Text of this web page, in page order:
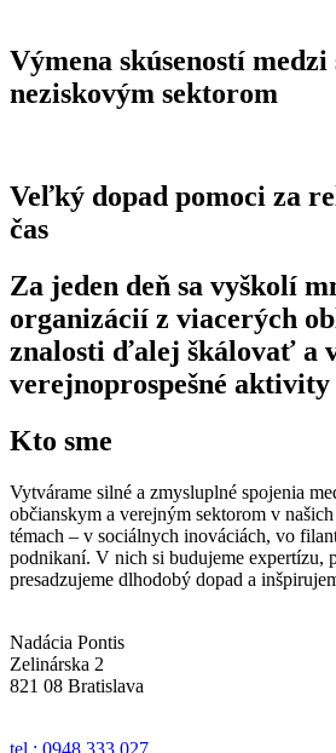
Výmena skúseností
neziskovým sektorom
Veľký dopad pomoci za
čas
Za jeden deň sa vyškolí
organizácií z viacerých
znalosti ďalej škálovať a
verejnoprospešné aktivity
Kto sme
Vytvárame silné a zmysluplné spojenia
občianskym a verejným sektorom v
témach – v sociálnych inováciách, vo
podnikaní. V nich si budujeme expertízu,
presadzujeme dlhodobý dopad a
Nadácia Pontis
Zelinárska 2
821 08 Bratislava
tel.: 0948 333 027